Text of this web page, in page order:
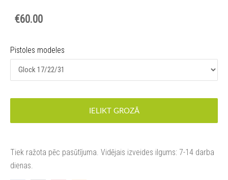
€60.00
Pistoles modeles
IELIKT GROZĀ
Tiek ražota pēc pasūtījuma. Vidējais izveides ilgums: 7-14 darba
dienas.